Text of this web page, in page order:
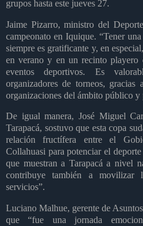
grupos hasta este jueves 27.
Jaime Pizarro, ministro del
campeonato en Iquique. “Tener
siempre es gratificante y, en
en verano y en un recinto playero
eventos deportivos. Es
organizadores de torneos,
organizaciones del ámbito público
De igual manera, José Miguel
Tarapacá, sostuvo que esta copa
relación fructífera entre el
Collahuasi para potenciar el
que muestran a Tarapacá a nivel
contribuye también a movilizar
servicios”.
Luciano Malhue, gerente de
que “fue una jornada